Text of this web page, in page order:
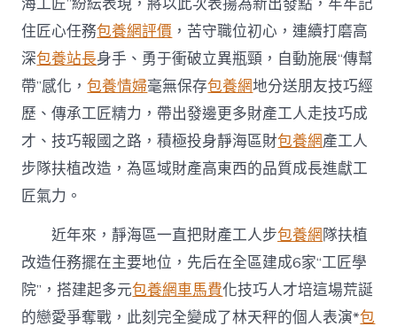
住匠心任務包養網評價 ，苦守職位初心，連續打磨高
深包養站長身手、勇于衝破立異瓶頸，自動施展“傳幫
帶”感化，包養情婦毫無保存包養網地分送朋友技巧經
歷、傳承工匠精力，帶出發邊更多財產工人走技巧成
才、技巧報國之路，積極投身靜海區財包養網產工人
步隊扶植改造，為區域財產高東西的品質成長進獻工
匠氣力。
近年來，靜海區一直把財產工人步包養網隊扶植
改造任務擺在主要地位，先后在全區建成6家“工匠學
院”，搭建起多元包養網車馬費化技巧人才培這場荒誕
的戀愛爭奪戰，此刻完全變成了林天秤的個人表演*包